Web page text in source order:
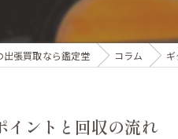
出張買取なら鑑定堂 コラム
イントと回収の流れ